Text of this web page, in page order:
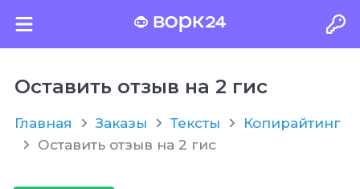
Оставить отзыв на 2 гис
Главная Заказы Тексты
Копирайтинг
Оставить отзыв на 2 гис